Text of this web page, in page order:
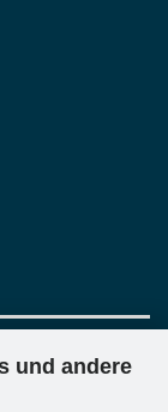
und andere